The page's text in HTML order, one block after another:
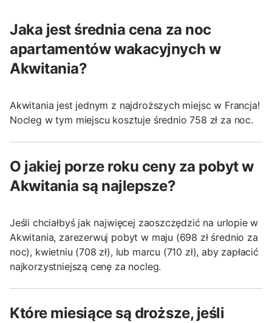
Jaka jest średnia cena za noc
apartamentów wakacyjnych w
Akwitania?
Akwitania jest jednym z najdroższych miejsc w Francja!
Nocleg w tym miejscu kosztuje średnio 758 zł za noc.
O jakiej porze roku ceny za pobyt w
Akwitania są najlepsze?
Jeśli chciałbyś jak najwięcej zaoszczędzić na urlopie w
Akwitania, zarezerwuj pobyt w maju (698 zł średnio za
noc), kwietniu (708 zł), lub marcu (710 zł), aby zapłacić
najkorzystniejszą cenę za nocleg.
Które miesiące są droższe, jeśli